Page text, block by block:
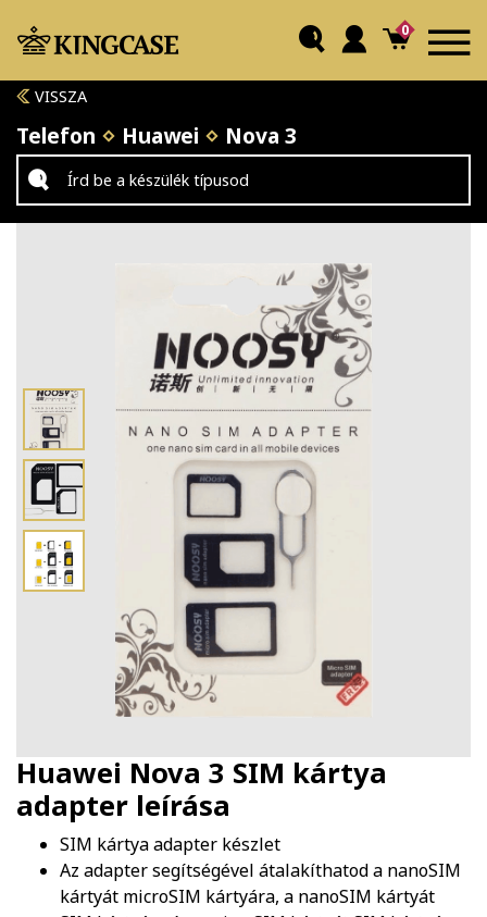
0
VISSZA
Telefon Huawei Nova 3
Huawei Nova 3 SIM kártya
adapter leírása
SIM kártya adapter készlet
Az adapter segítségével átalakíthatod a nanoSIM
kártyát microSIM kártyára, a nanoSIM kártyát